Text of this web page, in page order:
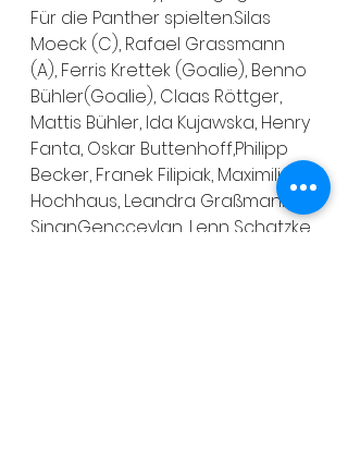
Für die Panther spielten.Silas
Moeck (C), Rafael Grassmann
(A), Ferris Krettek (Goalie), Benno
Bühler(Goalie), Claas Röttger,
Mattis Bühler, Ida Kujawska, Henry
Fanta, Oskar Buttenhoff,Philipp
Becker, Franek Filipiak, Maximilian
Hochhaus, Leandra Graßmann,
SinanGencceylan, Lenn Schatzke